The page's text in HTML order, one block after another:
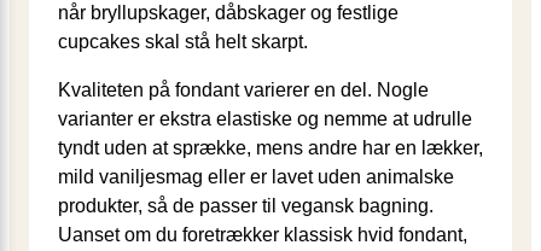
når bryllupskager, dåbskager og festlige
cupcakes skal stå helt skarpt.
Kvaliteten på fondant varierer en del. Nogle
varianter er ekstra elastiske og nemme at udrulle
tyndt uden at sprække, mens andre har en lækker,
mild vaniljesmag eller er lavet uden animalske
produkter, så de passer til vegansk bagning.
Uanset om du foretrækker klassisk hvid fondant,